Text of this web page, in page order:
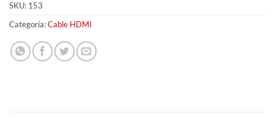
SKU: 153
Categoría:Cable HDMI